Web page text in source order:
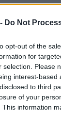
Do Not
opt-out of the
for
selection. Please
interest-
to third
of your
This information
S.A.S.